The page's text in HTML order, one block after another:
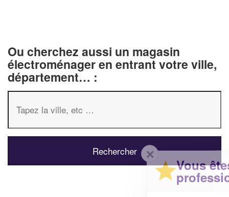
Ou cherchez aussi un magasin
électroménager en entrant votre ville,
département… :
Vous êtes un
professionnel ?